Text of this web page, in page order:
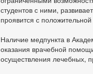
студентов с ними,
проявится с
Наличие медпункта в
оказания врачебной
осуществления лечебных,